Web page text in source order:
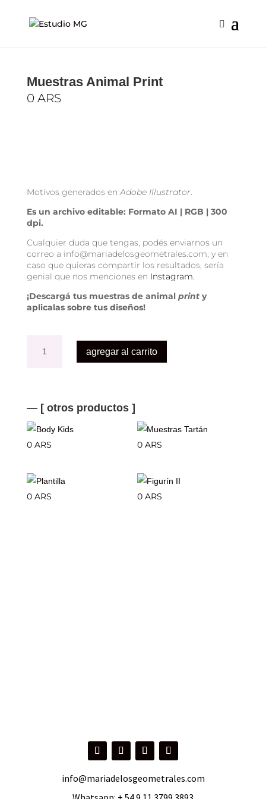
Muestras Animal Print
0 ARS
Motivos generados enAdobe Illustrator.
Es un archivo editable: Formato AI | RGB | 300
dpi.
Cualquier duda que tengas, podés enviarnos un
correo a info@mariadelosgeometrales.com; y en
caso que quieras compartir los resultados, sería
genial que nos menciones en Instagram.
¡Descargá tus muestras de animal printy
aplicalas sobre tus diseños!
Animal agregar al carrito
— [ otros productos ]
0 ARS 0ARS
0 ARS 0ARS
info@mariadelosgeometrales.com